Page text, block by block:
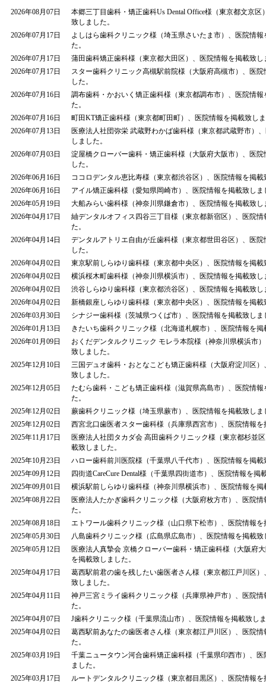
2026年08月07日
本郷三丁目歯科・矯正歯科Us Dental Office様（東京都文京区
致しました。
2026年07月17日
よしはら歯科クリニック様（埼玉県さいたま市）、医院情
た。
2026年07月17日
蒲田歯科矯正歯科様（東京都大田区）、医院情報を掲載致し
2026年07月17日
スター歯科クリニック高槻駅前院様（大阪府高槻市）、医
した。
2026年07月16日
調布歯科・かおいく矯正歯科様（東京都調布市）、医院情報
た。
2026年07月16日
町田KT矯正歯科様（東京都町田町）、医院情報を掲載致し
2026年07月13日
医療法人社団弥栄 武蔵野わかば歯科様（東京都武蔵野市）
しました。
2026年07月03日
淀屋橋クローバー歯科・矯正歯科様（大阪府大阪市）、医
した。
2026年06月16日
ココロデンタル恵比寿様（東京都渋谷区）、医院情報を掲載
2026年06月16日
アイル矯正歯科様（愛知県岡崎市）、医院情報を掲載致しま
2026年05月19日
大船みらい歯科様（神奈川県鎌倉市）、医院情報を掲載致し
2026年04月17日
紬デンタルオフィス四谷三丁目様（東京都新宿区）、医院
た。
2026年04月14日
デンタルアトリエ自由が丘歯科様（東京都世田谷区）、医
した。
2026年04月02日
東京駅前しらゆり歯科様（東京都中央区）、医院情報を掲載
2026年04月02日
横浜桜木町歯科様（神奈川県横浜市）、医院情報を掲載致し
2026年04月02日
渋谷しらゆり歯科様（東京都渋谷区）、医院情報を掲載致し
2026年04月02日
新橋銀座しらゆり歯科様（東京都中央区）、医院情報を掲載
2026年03月30日
シナジー歯科様（茨城県つくば市）、医院情報を掲載致しま
2026年01月13日
きたいち歯科クリニック様（北海道札幌市）、医院情報を
2026年01月09日
おくだデンタルクリニック モレラ本院様（神奈川県横浜市
致しました。
2025年12月10日
三国デュオ歯科・おとなこども矯正歯科様（大阪府淀川区
致しました。
2025年12月05日
たむら歯科・こども矯正歯科様（滋賀県高島市）、医院情報
た。
2025年12月02日
蕨歯科クリニック様（埼玉県蕨市）、医院情報を掲載致しま
2025年12月02日
西宮北口歯医者スター歯科様（兵庫県西宮市）、医院情報
2025年11月17日
医療法人社団タカダ会 高田歯科クリニック様（東京都杉並
載致しました。
2025年10月23日
ハロー歯科前川医院様（千葉県八千代市）、医院情報を掲載
2025年09月12日
四街道CareCure Dental様（千葉県四街道市）、医院情報を掲
2025年09月01日
横浜駅前しらゆり歯科様（神奈川県横浜市）、医院情報を掲
2025年08月22日
医療法人たかぎ歯科クリニック様（大阪府枚方市）、医院
た。
2025年08月18日
エトワール歯科クリニック様（山口県下松市）、医院情報
2025年05月30日
八島歯科クリニック様（広島県広島市）、医院情報を掲載致
2025年05月12日
医療法人真摯会 京橋クローバー歯科・矯正歯科様（大阪府
を掲載致しました。
2025年04月17日
葛西駅前君の歯を残したい歯医者さん様（東京都江戸川区
致しました。
2025年04月11日
神戸三宮ミライ歯科クリニック様（兵庫県神戸市）、医院
た。
2025年04月07日
J歯科クリニック様（千葉県流山市）、医院情報を掲載致し
2025年04月02日
葛西駅前あなたの歯医者さん様（東京都江戸川区）、医院
た。
2025年03月19日
千葉ニュータウン河合歯科矯正歯科様（千葉県印西市）、
ました。
2025年03月17日
ルートデンタルクリニック様（東京都目黒区）、医院情報